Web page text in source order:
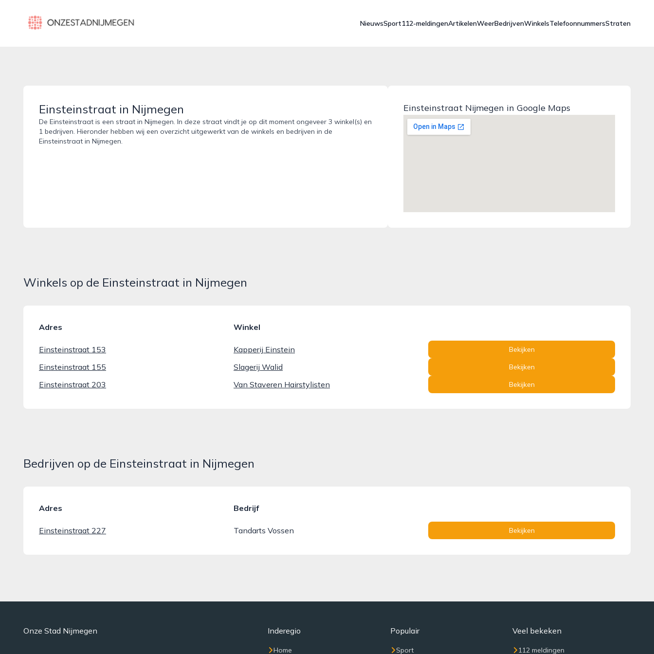
onzestadnijmegen.nl
NieuwsSport112-meldingenArtikelenWeerBedrijvenWinkelsTelefoonnummersStraten
Einsteinstraat in Nijmegen
De Einsteinstraat is een straat in Nijmegen. In deze straat vindt je op dit moment ongeveer 3 winkel(s) en
1 bedrijven. Hieronder hebben wij een overzicht uitgewerkt van de winkels en bedrijven in de
Einsteinstraat in Nijmegen.
Einsteinstraat Nijmegen in Google Maps
Winkels op de Einsteinstraat in Nijmegen
Adres Winkel
Einsteinstraat 153 Kapperij Einstein Bekijken
Einsteinstraat 155 Slagerij Walid Bekijken
Einsteinstraat 203 Van Staveren Hairstylisten Bekijken
Bedrijven op de Einsteinstraat in Nijmegen
Adres Bedrijf
Einsteinstraat 227 Tandarts Vossen Bekijken
Onze Stad Nijmegen Inderegio
Home
Populair
Sport
Veel bekeken
112 meldingen